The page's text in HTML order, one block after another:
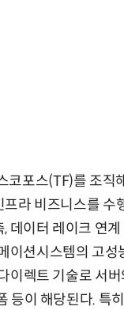
포스(TF)를 조직
라 비즈니스를
데이터 레이크 연
이션시스템의 고
이렉트 기술로 서
등이 해당된다. 특